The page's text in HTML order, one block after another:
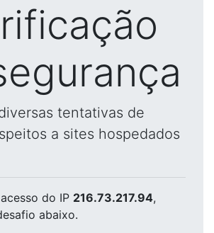
tentativas de
a sites hospedados
do IP 216.73.217.94,
abaixo.